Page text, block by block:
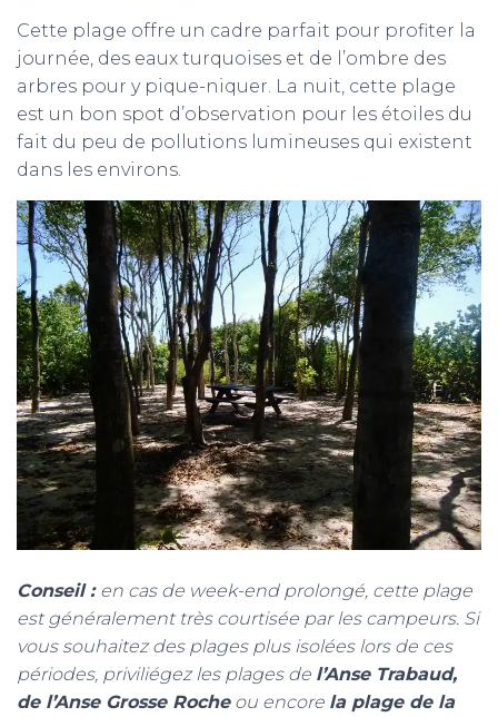
Cette plage offre un cadre parfait pour profiter la
journée, des eaux turquoises et de l’ombre des
arbres pour y pique-niquer. La nuit, cette plage
est un bon spot d’observation pour les étoiles du
fait du peu de pollutions lumineuses qui existent
dans les environs.
Conseil : en cas de week-end prolongé, cette plage
est généralement très courtisée par les campeurs. Si
vous souhaitez des plages plus isolées lors de ces
périodes, priviliégez les plages de l’Anse Trabaud,
de l’Anse Grosse Rocheou encore la plage de la